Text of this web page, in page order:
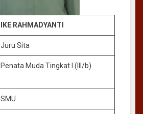
IKE RAHMADYANTI
Juru Sita
Penata Muda Tingkat I (III/b)
SMU